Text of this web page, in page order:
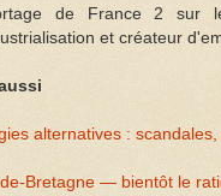
de France 2 sur
et créateur
alternatives :
Bretagne — bientôt le